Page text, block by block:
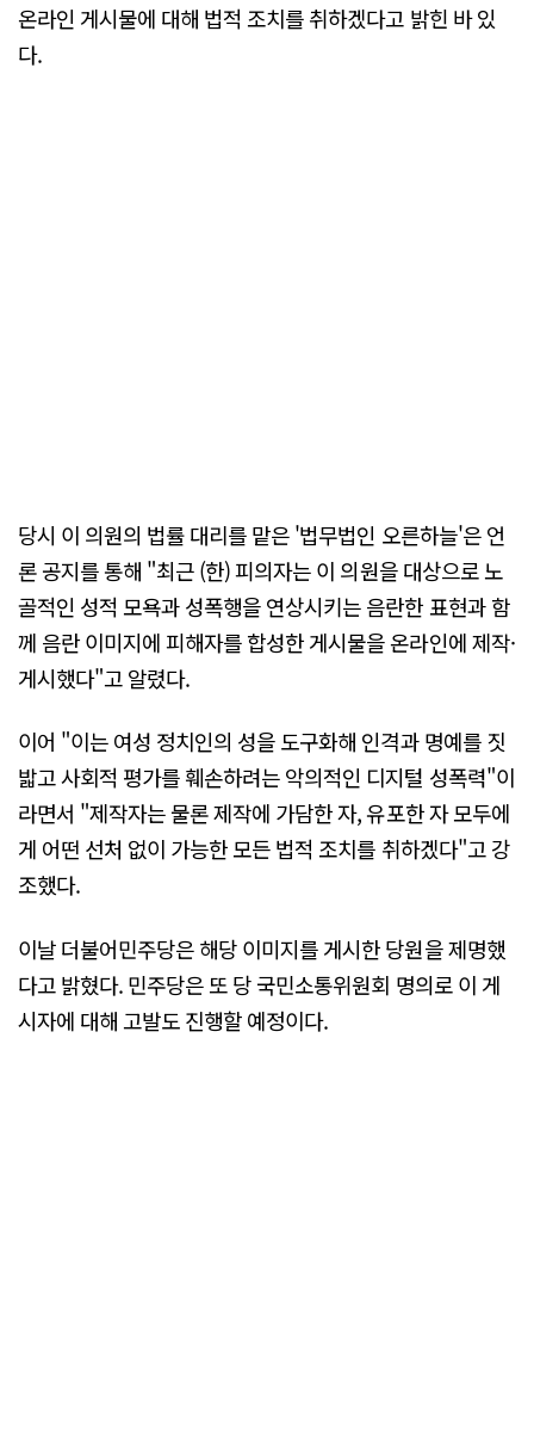
온라인 게시물에 대해 법적 조치를 취하겠다고 밝힌 바 있
다.
당시 이 의원의 법률 대리를 맡은 '법무법인 오른하늘'은 언
론 공지를 통해 "최근 (한) 피의자는 이 의원을 대상으로 노
골적인 성적 모욕과 성폭행을 연상시키는 음란한 표현과 함
께 음란 이미지에 피해자를 합성한 게시물을 온라인에 제작·
게시했다"고 알렸다.
이어 "이는 여성 정치인의 성을 도구화해 인격과 명예를 짓
밟고 사회적 평가를 훼손하려는 악의적인 디지털 성폭력"이
라면서 "제작자는 물론 제작에 가담한 자, 유포한 자 모두에
게 어떤 선처 없이 가능한 모든 법적 조치를 취하겠다"고 강
조했다.
이날 더불어민주당은 해당 이미지를 게시한 당원을 제명했
다고 밝혔다. 민주당은 또 당 국민소통위원회 명의로 이 게
시자에 대해 고발도 진행할 예정이다.